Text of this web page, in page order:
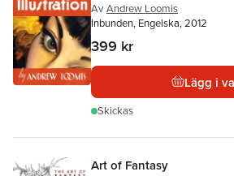
Av Andrew Loomis
Inbunden, Engelska, 2012
399 kr
Lägg i
Skickas
Art of Fantasy